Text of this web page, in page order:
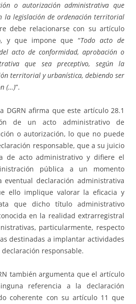
o autorización administrativa que
la legislación de ordenación territorial
debe relacionarse con su artículo
y que impone que “Todo acto de
acto de conformidad, aprobación o
que sea preceptivo, según la
territorial y urbanística, debiendo ser
(…)”.
DGRN afirma que este artículo 28.1
de un acto administrativo de
o autorización, lo que no puede
responsable, que a su juicio
de acto administrativo y difiere el
pública a un momento
declaración administrativa
ello implique valorar la eficacia y
que dicho título administrativo
en la realidad extrarregistral
particularmente, respecto
destinadas a implantar actividades
responsable.
también argumenta que el artículo
referencia a la declaración
coherente con su artículo 11 que